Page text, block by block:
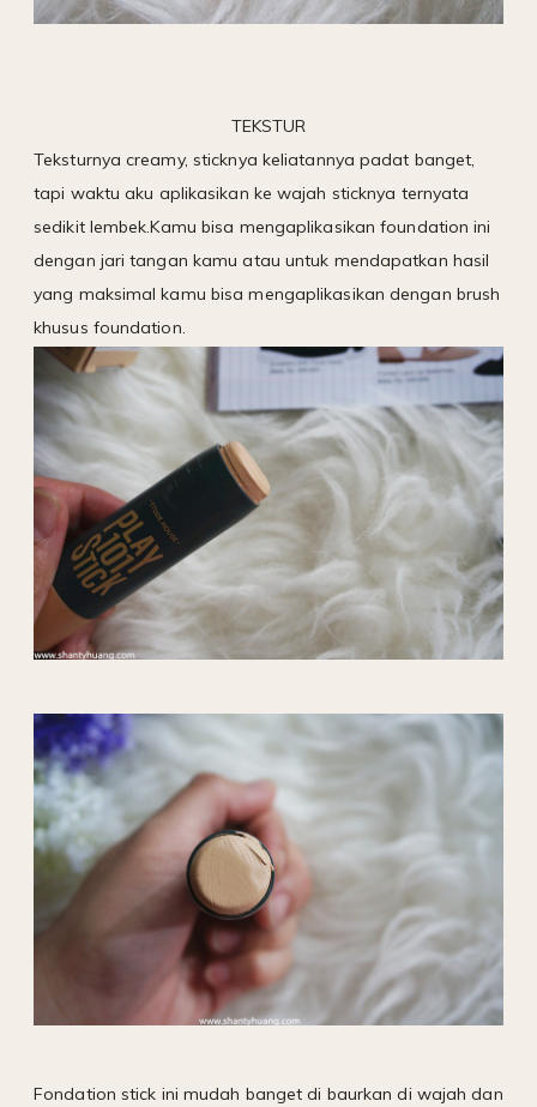
TEKSTUR
Teksturnya creamy, sticknya keliatannya padat banget,
tapi waktu aku aplikasikan ke wajah sticknya ternyata
sedikit lembek.Kamu bisa mengaplikasikan foundation ini
dengan jari tangan kamu atau untuk mendapatkan hasil
yang maksimal kamu bisa mengaplikasikan dengan brush
khusus foundation.
Fondation stick ini mudah banget di baurkan di wajah dan